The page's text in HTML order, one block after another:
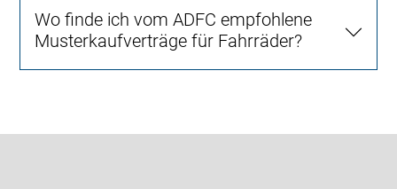
Wo finde ich vom ADFC empfohlene
Musterkaufverträge für Fahrräder?